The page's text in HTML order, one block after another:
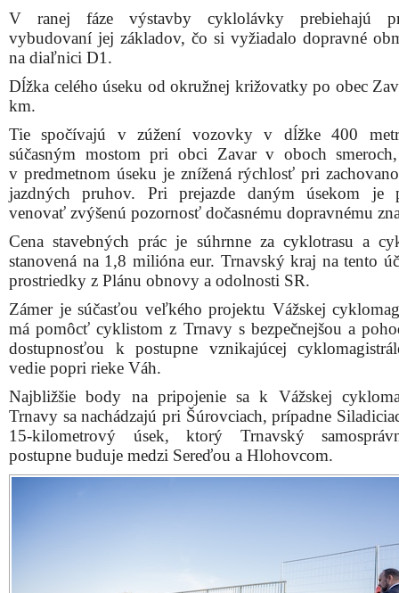
V ranej fáze výstavby cyklolávky prebiehajú
vybudovaní jej základov, čo si vyžiadalo dopravné
na diaľnici D1.
Dĺžka celého úseku od okružnej križovatky po obec
km.
Tie spočívajú v zúžení vozovky v dĺžke 400
súčasným mostom pri obci Zavar v oboch
v predmetnom úseku je znížená rýchlosť pri
jazdných pruhov. Pri prejazde daným úsekom je
venovať zvýšenú pozornosť dočasnému dopravnému
Cena stavebných prác je súhrnne za cyklotrasu a
stanovená na 1,8 milióna eur. Trnavský kraj na tento
prostriedky z Plánu obnovy a odolnosti SR.
Zámer je súčasťou veľkého projektu Vážskej
má pomôcť cyklistom z Trnavy s bezpečnejšou a
dostupnosťou k postupne vznikajúcej
vedie popri rieke Váh.
Najbližšie body na pripojenie sa k Vážskej
Trnavy sa nachádzajú pri Šúrovciach, prípadne
15-kilometrový úsek, ktorý Trnavský
postupne buduje medzi Sereďou a Hlohovcom.